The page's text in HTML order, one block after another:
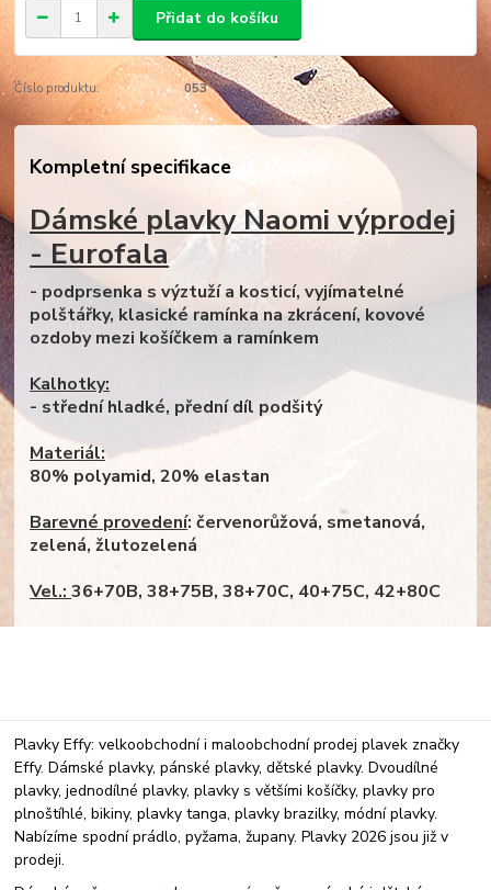
Přidat do košíku
Číslo produktu: 053
Kompletní specifikace
Dámské plavky Naomi výprodej
- Eurofala
- podprsenka s výztuží a kosticí, vyjímatelné
polštářky, klasické ramínka na zkrácení, kovové
ozdoby mezi košíčkem a ramínkem
Kalhotky:
- střední hladké, přední díl podšitý
Materiál:
80% polyamid, 20% elastan
Barevné provedení: červenorůžová, smetanová,
zelená, žlutozelená
Vel.:36+70B, 38+75B, 38+70C, 40+75C, 42+80C
Plavky Effy: velkoobchodní i maloobchodní prodej plavek značky
Effy. Dámské plavky, pánské plavky, dětské plavky. Dvoudílné
plavky, jednodílné plavky, plavky s většími košíčky, plavky pro
plnoštíhlé, bikiny, plavky tanga, plavky brazilky, módní plavky.
Nabízíme spodní prádlo, pyžama, župany. Plavky 2026 jsou již v
prodeji.